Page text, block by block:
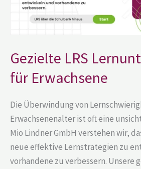
Gezielte LRS
für Erwachsene
Die Überwindung von
Erwachsenenalter ist oft eine
Mio Lindner GmbH verstehen wir,
neue effektive Lernstrategien zu
vorhandene zu verbessern. Unsere